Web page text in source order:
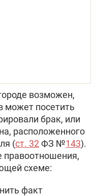
возможен,
может посетить
брак, или
расположенного
(ст. 32ФЗ №143).
правоотношения,
схеме:
факт